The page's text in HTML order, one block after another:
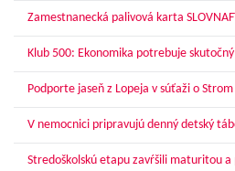
Zamestnanecká palivová karta SLOVNAFT
Klub 500: Ekonomika potrebuje
Podporte jaseň z Lopeja v súťaži o
V nemocnici pripravujú denný detský
Stredoškolskú etapu zavŕšili maturitou